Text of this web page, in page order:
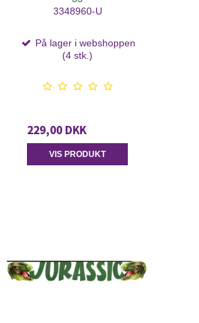
3348960-U
På lager i webshoppen
(4 stk.)
229,00 DKK
VIS PRODUKT